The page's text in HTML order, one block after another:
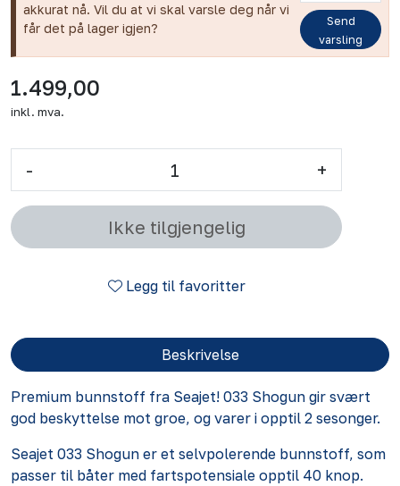
akkurat nå. Vil du at vi skal varsle deg når vi
får det på lager igjen?
Send
varsling
1.499,00
inkl. mva.
- +
Ikke tilgjengelig
Legg til favoritter
Beskrivelse
Premium bunnstoff fra Seajet! 033 Shogun gir svært
god beskyttelse mot groe, og varer i opptil 2 sesonger.
Seajet 033 Shogun er et selvpolerende bunnstoff, som
passer til båter med fartspotensiale opptil 40 knop.